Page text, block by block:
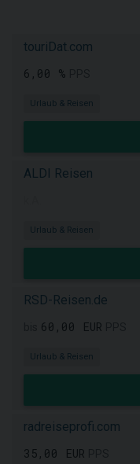
touriDat.com
6,00 %
Urlaub & Reisen
ALDI Reisen
Urlaub & Reisen
RSD-Reisen.de
60,00 EUR
Urlaub & Reisen
radreiseprofi.com
35,00 EUR